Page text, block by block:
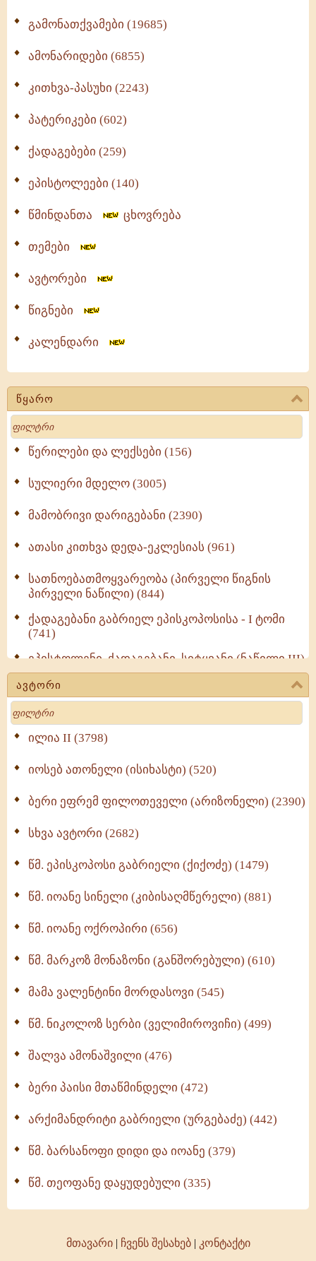
გამონათქვამები (19685)
ამონარიდები (6855)
კითხვა-პასუხი (2243)
პატერიკები (602)
ქადაგებები (259)
ეპისტოლეები (140)
წმინდანთა ცხოვრება
თემები
ავტორები
წიგნები
კალენდარი
წყარო
Search
წერილები და ლექსები (156)
სულიერი მდელო (3005)
მამობრივი დარიგებანი (2390)
ათასი კითხვა დედა-ეკლესიას (961)
სათნოებათმოყვარეობა (პირველი წიგნის
პირველი ნაწილი) (844)
ქადაგებანი გაბრიელ ეპისკოპოსისა - I ტომი
(741)
ეპისტოლენი, ქადაგებანი, სიტყვანი (ნაწილი III)
(723)
მოძღვრის ძალზე სასარგებლო რჩევები
მრევლისათვის (545)
Wisdomge (514)
ქადაგებანი გაბრიელ ეპისკოპოსისა - II ტომი
სულიერი ცხოვრების სახელმძღვანელო -
ნაწილი II (369)
ავტორი
Search
ილია II (3798)
იოსებ ათონელი (ისიხასტი) (520)
ბერი ეფრემ ფილოთეველი (არიზონელი) (2390)
სხვა ავტორი (2682)
წმ. ეპისკოპოსი გაბრიელი (ქიქოძე) (1479)
წმ. იოანე სინელი (კიბისაღმწერელი) (881)
წმ. იოანე ოქროპირი (656)
წმ. მარკოზ მონაზონი (განშორებული) (610)
მამა ვალენტინი მორდასოვი (545)
წმ. ნიკოლოზ სერბი (ველიმიროვიჩი) (499)
შალვა ამონაშვილი (476)
ბერი პაისი მთაწმინდელი (472)
არქიმანდრიტი გაბრიელი (ურგებაძე) (442)
წმ. ბარსანოფი დიდი და იოანე (379)
წმ. თეოფანე დაყუდებული (335)
მთავარი| ჩვენს შესახებ| კონტაქტი